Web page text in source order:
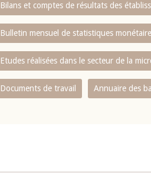
Bilans et comptes de résultats des
Bulletin mensuel de statistiques
Etudes réalisées dans le secteur de la
Documents de travail Annuaire des